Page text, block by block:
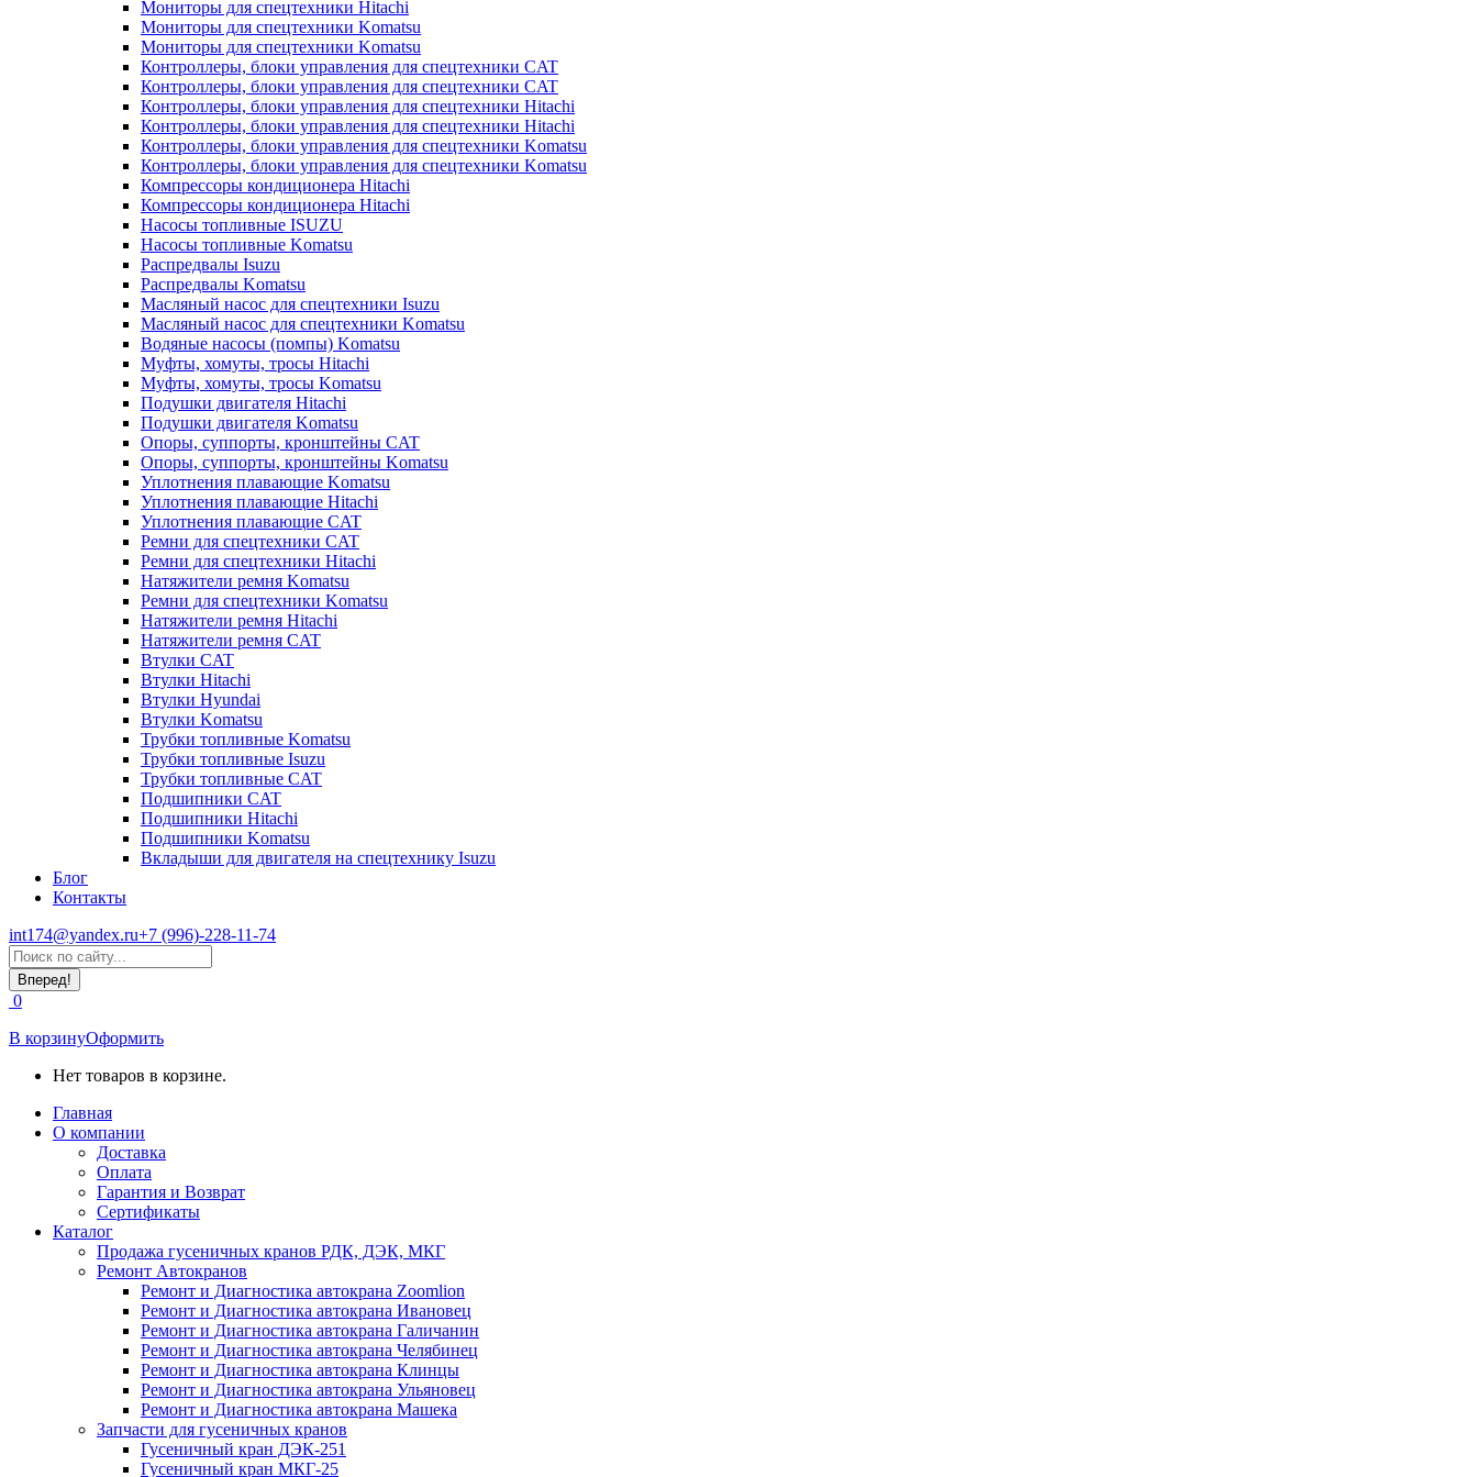
Мониторы для спецтехники Hitachi
Мониторы для спецтехники Komatsu
Мониторы для спецтехники Komatsu
Контроллеры, блоки управления для спецтехники CAT
Контроллеры, блоки управления для спецтехники CAT
Контроллеры, блоки управления для спецтехники Hitachi
Контроллеры, блоки управления для спецтехники Hitachi
Контроллеры, блоки управления для спецтехники Komatsu
Контроллеры, блоки управления для спецтехники Komatsu
Компрессоры кондиционера Hitachi
Компрессоры кондиционера Hitachi
Насосы топливные ISUZU
Насосы топливные Komatsu
Распредвалы Isuzu
Распредвалы Komatsu
Масляный насос для спецтехники Isuzu
Масляный насос для спецтехники Komatsu
Водяные насосы (помпы) Komatsu
Муфты, хомуты, тросы Hitachi
Муфты, хомуты, тросы Komatsu
Подушки двигателя Hitachi
Подушки двигателя Komatsu
Опоры, суппорты, кронштейны CAT
Опоры, суппорты, кронштейны Komatsu
Уплотнения плавающие Komatsu
Уплотнения плавающие Hitachi
Уплотнения плавающие CAT
Ремни для спецтехники CAT
Ремни для спецтехники Hitachi
Натяжители ремня Komatsu
Ремни для спецтехники Komatsu
Натяжители ремня Hitachi
Натяжители ремня CAT
Втулки CAT
Втулки Hitachi
Втулки Hyundai
Втулки Komatsu
Трубки топливные Komatsu
Трубки топливные Isuzu
Трубки топливные CAT
Подшипники CAT
Подшипники Hitachi
Подшипники Komatsu
Вкладыши для двигателя на спецтехнику Isuzu
Блог
Контакты
int174@yandex.ru+7 (996)-228-11-74
Страница
WhatsApp
открывается
в
новом
окне
Поиск:
0
В корзинуОформить
Нет товаров в корзине.
Главная
О компании
Доставка
Оплата
Гарантия и Возврат
Сертификаты
Каталог
Продажа гусеничных кранов РДК, ДЭК, МКГ
Ремонт Автокранов
Ремонт и Диагностика автокрана Zoomlion
Ремонт и Диагностика автокрана Ивановец
Ремонт и Диагностика автокрана Галичанин
Ремонт и Диагностика автокрана Челябинец
Ремонт и Диагностика автокрана Клинцы
Ремонт и Диагностика автокрана Ульяновец
Ремонт и Диагностика автокрана Машека
Запчасти для гусеничных кранов
Гусеничный кран ДЭК-251
Гусеничный кран МКГ-25